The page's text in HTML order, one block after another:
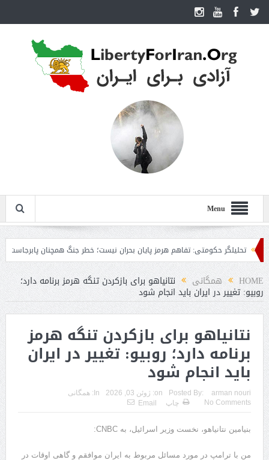
Menu
حکومتی: تفاهم هرمز پایان بحران نیست؛ خطر جنگ همچنان پابرجاست
HOME همگانی نتانیاهو برای بازکردن تنگه هرمز برنامه دارد؛
روبیو: تغییر در ایران باید انجام شود
نتانیاهو برای بازکردن تنگه هرمز
برنامه دارد؛ روبیو: تغییر در ایران
باید انجام شود
Posted By: arman nouri
on: ژوئن 03, 2026 In: همگانی
No Comments
چاپ Email
بنیامین نتانیاهو، نخست وزیر اسرائیل، به CNBC:
من با ترامپ در مورد مسائل مربوط به ایران موافقم و گاهی اوقات در